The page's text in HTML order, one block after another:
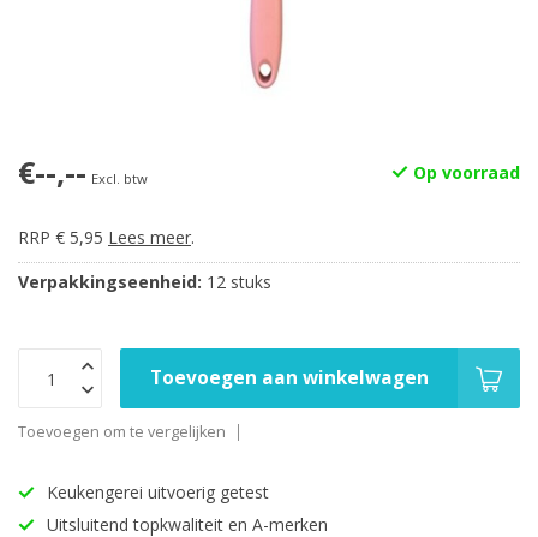
€--,-- Excl. btw Op voorraad
RRP € 5,95 Lees meer.
Verpakkingseenheid: 12 stuks
Toevoegen aan winkelwagen
Toevoegen om te vergelijken
Keukengerei uitvoerig getest
Uitsluitend topkwaliteit en A-merken